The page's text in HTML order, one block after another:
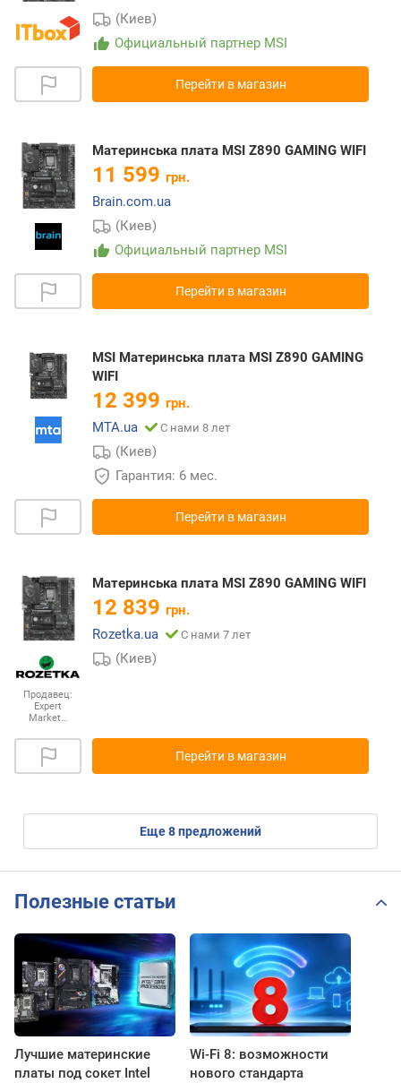
(Киев)
Официальный партнер MSI
Перейти в магазин
Материнська плата MSI Z890 GAMING WIFI
11 599 грн.
Brain.com.ua
(Киев)
Официальный партнер MSI
Перейти в магазин
MSI Материнська плата MSI Z890 GAMING
WIFI
12 399 грн.
MTA.ua
С нами 8 лет
(Киев)
Гарантия: 6 мес.
Перейти в магазин
Продавец:
Expert
Market…
Материнська плата MSI Z890 GAMING WIFI
12 839 грн.
Rozetka.ua
С нами 7 лет
(Киев)
Перейти в магазин
eще8предложений
Полезные статьи
Лучшие материнские
платы под сокет Intel
Wi-Fi 8: возможности
нового стандарта